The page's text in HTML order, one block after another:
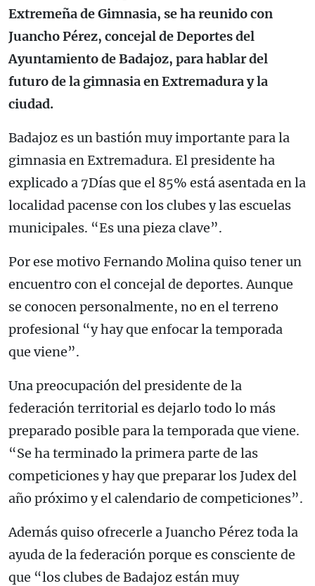
Extremeña de Gimnasia, se ha reunido con
Juancho Pérez, concejal de Deportes del
Ayuntamiento de Badajoz, para hablar del
futuro de la gimnasia en Extremadura y la
ciudad.
Badajoz es un bastión muy importante para la
gimnasia en Extremadura. El presidente ha
explicado a 7Días que el 85% está asentada en la
localidad pacense con los clubes y las escuelas
municipales. “Es una pieza clave”.
Por ese motivo Fernando Molina quiso tener un
encuentro con el concejal de deportes. Aunque
se conocen personalmente, no en el terreno
profesional “y hay que enfocar la temporada
que viene”.
Una preocupación del presidente de la
federación territorial es dejarlo todo lo más
preparado posible para la temporada que viene.
“Se ha terminado la primera parte de las
competiciones y hay que preparar los Judex del
año próximo y el calendario de competiciones”.
Además quiso ofrecerle a Juancho Pérez toda la
ayuda de la federación porque es consciente de
que “los clubes de Badajoz están muy